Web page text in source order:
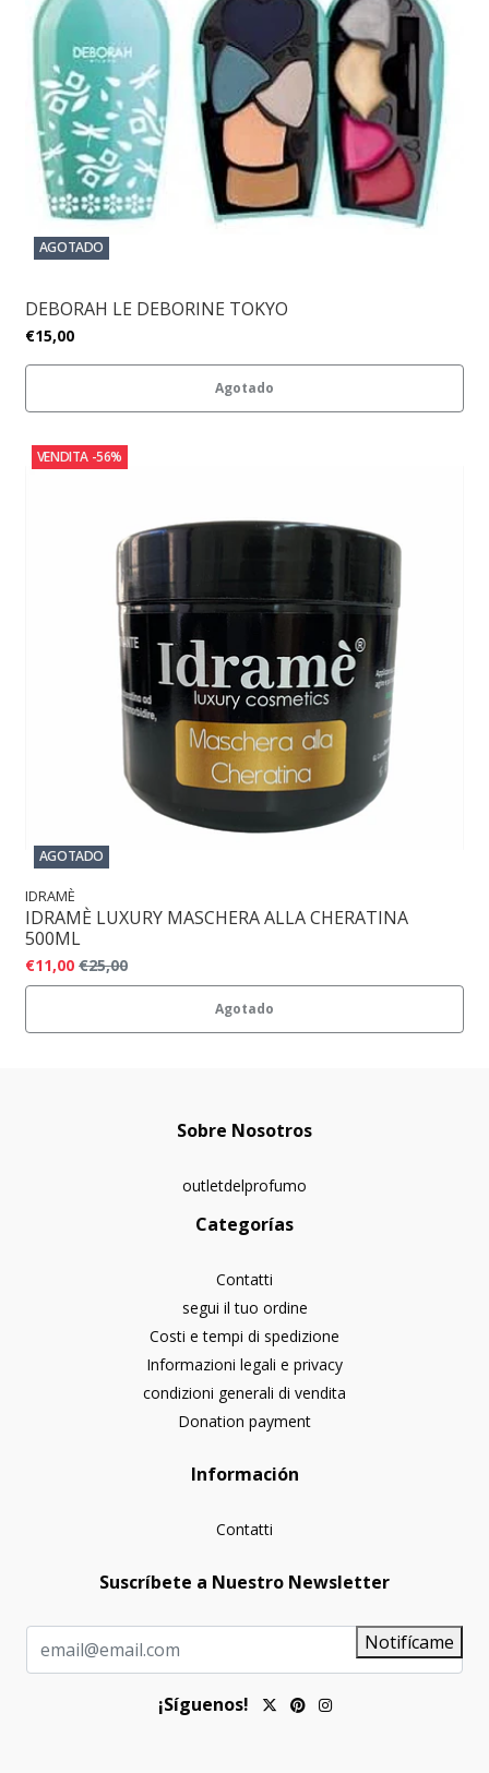
AGOTADO
DEBORAH LE DEBORINE TOKYO
€15,00
Agotado
VENDITA -56%
AGOTADO
IDRAMÈ
IDRAMÈ LUXURY MASCHERA ALLA CHERATINA
500ML
€11,00 €25,00
Agotado
Sobre Nosotros
outletdelprofumo
Categorías
Contatti
segui il tuo ordine
Costi e tempi di spedizione
Informazioni legali e privacy
condizioni generali di vendita
Donation payment
Información
Contatti
Suscríbete a Nuestro Newsletter
Notifícame
¡Síguenos!